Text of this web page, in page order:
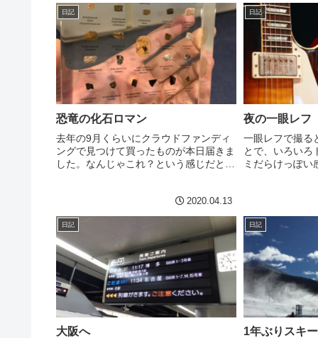
うの、、、と思
があった。忠臣
日記
恐竜の化石ロマン
去年の9月くらいにクラウドファンディ
ングで見つけて買ったものが本日届きま
した。なんじゃこれ？という感じだと思
す。なんか立派なページになって
る。。。Kickstar...
2020.04.13
日記
夜の一眼レフ
一眼レフで撮る
とで、いろいろ
ミだらけっぽい
した。。。その
日記
大阪へ
日記
1年ぶりスキ